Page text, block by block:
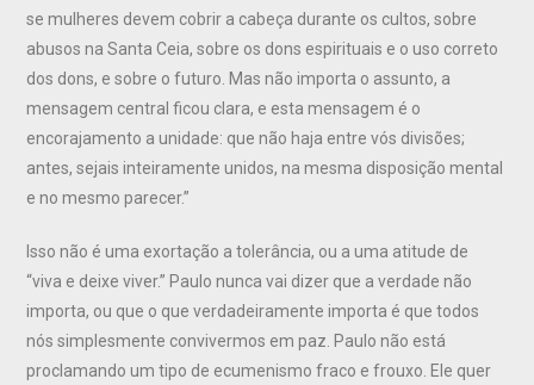
se mulheres devem cobrir a cabeça durante os cultos, sobre
abusos na Santa Ceia, sobre os dons espirituais e o uso correto
dos dons, e sobre o futuro. Mas não importa o assunto, a
mensagem central ficou clara, e esta mensagem é o
encorajamento a unidade: que não haja entre vós divisões;
antes, sejais inteiramente unidos, na mesma disposição mental
e no mesmo parecer.”
Isso não é uma exortação a tolerância, ou a uma atitude de
“viva e deixe viver.” Paulo nunca vai dizer que a verdade não
importa, ou que o que verdadeiramente importa é que todos
nós simplesmente convivermos em paz. Paulo não está
proclamando um tipo de ecumenismo fraco e frouxo. Ele quer